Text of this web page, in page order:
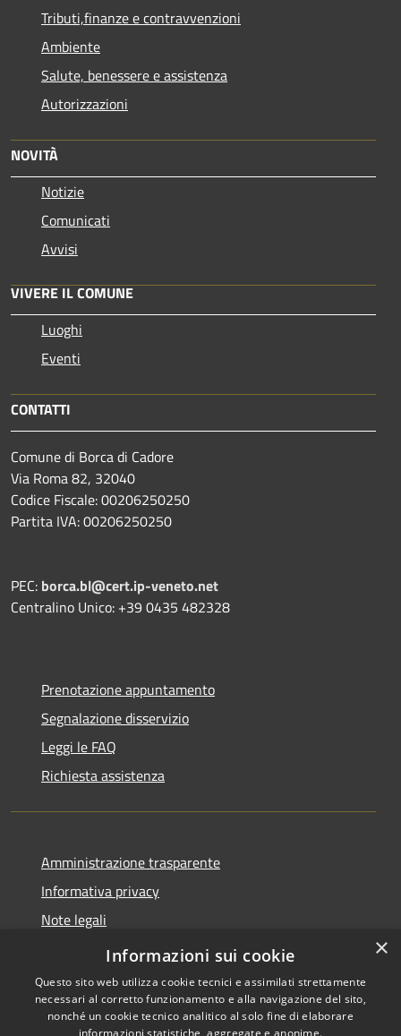
Tributi,finanze e contravvenzioni
Ambiente
Salute, benessere e assistenza
Autorizzazioni
NOVITÀ
Notizie
Comunicati
Avvisi
VIVERE IL COMUNE
Luoghi
Eventi
CONTATTI
Comune di Borca di Cadore
Via Roma 82, 32040
Codice Fiscale: 00206250250
Partita IVA: 00206250250
PEC: borca.bl@cert.ip-veneto.net
Centralino Unico: +39 0435 482328
Prenotazione appuntamento
Segnalazione disservizio
Leggi le FAQ
Richiesta assistenza
Amministrazione trasparente
Informativa privacy
Note legali
Dichiarazione di accessibilità
×
Informazioni sui cookie
Questo sito web utilizza cookie tecnici e assimilati strettamente
necessari al corretto funzionamento e alla navigazione del sito,
nonché un cookie tecnico analitico al solo fine di elaborare
informazioni statistiche, aggregate e anonime.